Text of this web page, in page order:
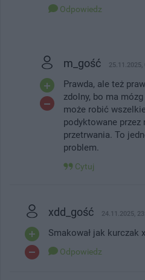
Odpowiedz
m_gość 25.11.2025,
Prawda, ale też
zdolny, bo ma
może robić
podyktowane przez
przetrwania. To
problem.
Cytuj
xdd_gość 24.11.2025,
Smakował jak kurczak
Odpowiedz